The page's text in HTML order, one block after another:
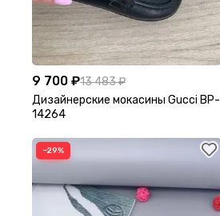
9 700 ₽13 483 ₽
Дизайнерские мокасины Gucci BP-
14264
−29%